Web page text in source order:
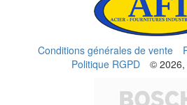
Conditions générales de vente
Politique RGPD
© 2026,